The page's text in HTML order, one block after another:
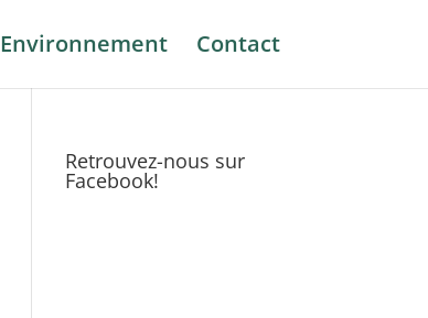
Environnement Contact
Retrouvez-nous sur
Facebook!